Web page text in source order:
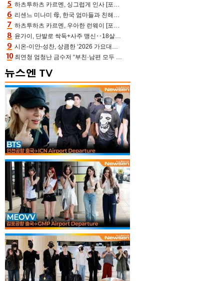
하츠투하츠 카르멘, 싱그럽게 인사 [포토엔HD]
리센느 미나미 母, 한국 엄마들과 친해진 비결=BTS “최애 정국 얘기로 통해”(전참시)
하츠투하츠 카르멘, 우아한 런웨이 [포토엔HD]
윤가이, 단발로 싹둑+사주 맹신‥18살 연상 ♥장기하 반한 엉뚱·열정 매력(전참시)
시온-이안-성찬, 상큼한 ‘2026 가요대전 썸머’ MC [포토엔HD]
최연청 엄청난 금수저 “부친·남편 모두 판사, 국회의원·언론사 대표 집안”(아형)